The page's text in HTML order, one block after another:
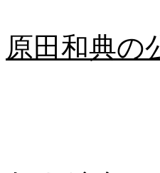
原田和典の